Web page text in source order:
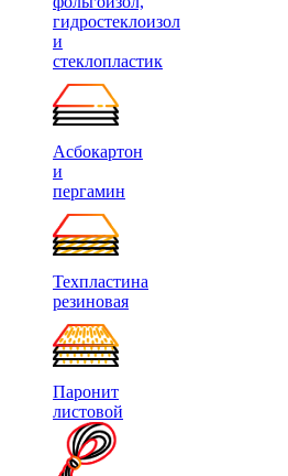
гидростеклоизол
и
стеклопластик
Асбокартон
и
пергамин
Техпластина
резиновая
Паронит
листовой